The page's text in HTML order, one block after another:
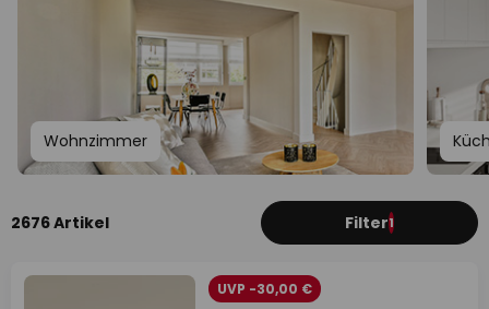
Wohnzimmer
2676 Artikel Filter1
UVP -30,00 €